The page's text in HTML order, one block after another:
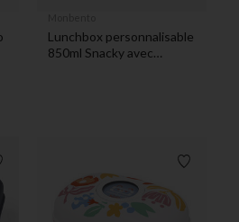
Lunchbox personnalisable
850ml Snacky avec
de souhaits Liste de